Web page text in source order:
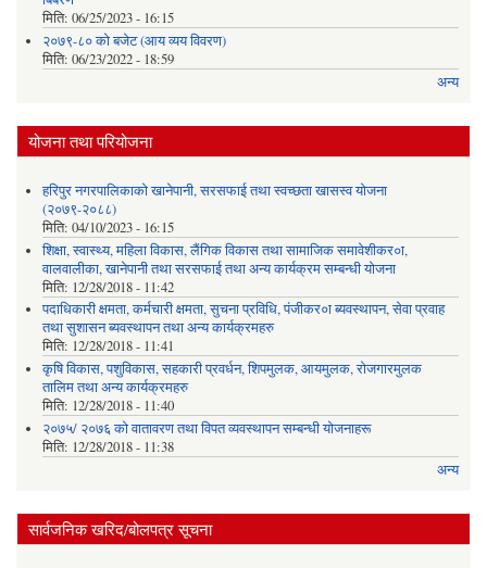
मिति: 06/25/2023 - 16:15
२०७९-८० को बजेट (आय व्यय विवरण)
मिति: 06/23/2022 - 18:59
अन्य
योजना तथा परियोजना
हरिपुर नगरपालिकाको खानेपानी, सरसफाई तथा स्वच्छता खासस्व योजना
(२०७९-२०८८)
मिति: 04/10/2023 - 16:15
शिक्षा, स्वास्थ्य, महिला विकास, लैंगिक विकास तथा सामाजिक समावेशीकर०ा,
वालवालीका, खानेपानी तथा सरसफाई तथा अन्य कार्यक्रम सम्बन्धी योजना
मिति: 12/28/2018 - 11:42
पदाधिकारी क्षमता, कर्मचारी क्षमता, सुचना प्रविधि, पंजीकर०ा ब्यवस्थापन, सेवा प्रवाह
तथा सुशासन ब्यवस्थापन तथा अन्य कार्यक्रमहरु
मिति: 12/28/2018 - 11:41
कृषि विकास, पशुविकास, सहकारी प्रवर्धन, शिपमुलक, आयमुलक, रोजगारमुलक
तालिम तथा अन्य कार्यक्रमहरु
मिति: 12/28/2018 - 11:40
२०७५/ २०७६ को वातावरण तथा विपत व्यवस्थापन सम्बन्धी योजनाहरू
मिति: 12/28/2018 - 11:38
अन्य
सार्वजनिक खरिद/बोलपत्र सूचना